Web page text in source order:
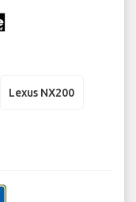
Lexus NX200